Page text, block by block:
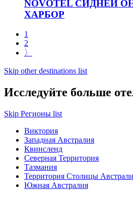
NOVOTEL СИДНЕЙ
ХАРБОР
1
2
〉
Skip other destinations list
Исследуйте больше
Skip Регионы list
Виктория
Западная Австралия
Квинсленд
Северная Территория
Тазмания
Территория Столицы
Южная Австралия